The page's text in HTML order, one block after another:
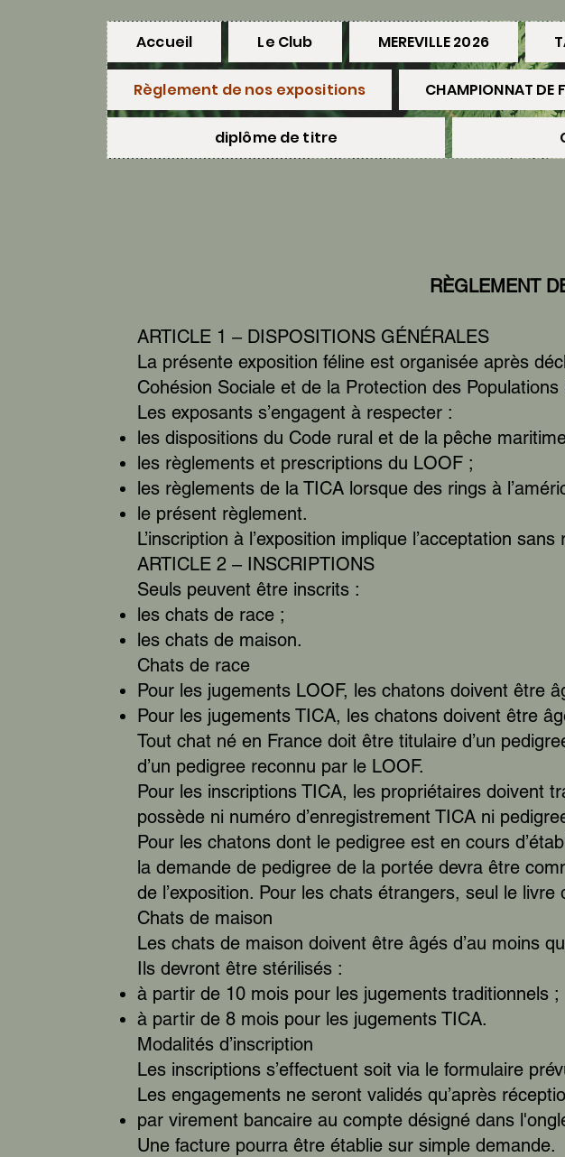
Accueil Le Club MEREVILLE 2026
Règlement de nos expositions CHAMPIONNAT DE
diplôme de titre
RÈGLEMENT
ARTICLE 1 – DISPOSITIONS GÉNÉRALES
La présente exposition féline est organisée après
Cohésion Sociale et de la Protection des Populations
Les exposants s’engagent à respecter :
les dispositions du Code rural et de la pêche
les règlements et prescriptions du LOOF ;
les règlements de la TICA lorsque des rings à
le présent règlement.
L’inscription à l’exposition implique l’acceptation
ARTICLE 2 – INSCRIPTIONS
Seuls peuvent être inscrits :
les chats de race ;
les chats de maison.
Chats de race
Pour les jugements LOOF, les chatons doivent être
Pour les jugements TICA, les chatons doivent être
Tout chat né en France doit être titulaire d’un
d’un pedigree reconnu par le LOOF.
Pour les inscriptions TICA, les propriétaires doivent
possède ni numéro d’enregistrement TICA ni
Pour les chatons dont le pedigree est en cours
la demande de pedigree de la portée devra être
de l’exposition. Pour les chats étrangers, seul le livre
Chats de maison
Les chats de maison doivent être âgés d’au moins
Ils devront être stérilisés :
à partir de 10 mois pour les jugements traditionnels ;
à partir de 8 mois pour les jugements TICA.
Modalités d’inscription
Les inscriptions s’effectuent soit via le formulaire
Les engagements ne seront validés qu’après
par virement bancaire au compte désigné dans
Une facture pourra être établie sur simple demande.